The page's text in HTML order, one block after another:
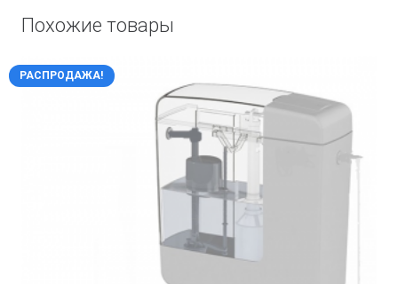
Похожие товары
РАСПРОДАЖА!